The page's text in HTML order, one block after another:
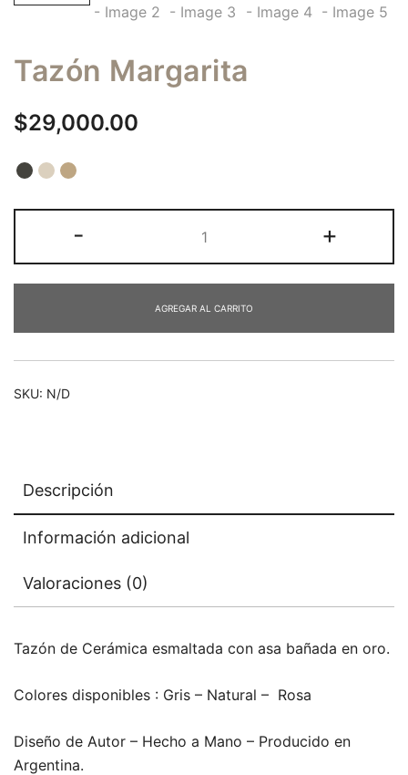
Tazón Margarita
$29,000.00
-
Margarita
cantidad
+
AGREGAR AL CARRITO
SKU: N/D
Descripción
Información adicional
Valoraciones (0)
Tazón de Cerámica esmaltada con asa bañada en oro.
Colores disponibles : Gris – Natural – Rosa
Diseño de Autor – Hecho a Mano – Producido en
Argentina.